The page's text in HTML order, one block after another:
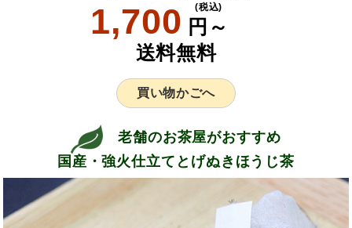
1,700 円～
(税込)
送料無料
買い物かごへ
老舗のお茶屋がおすすめ
国産・強火仕立てとげぬきほうじ茶